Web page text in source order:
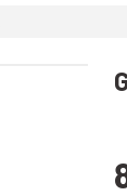
Paramedik
112